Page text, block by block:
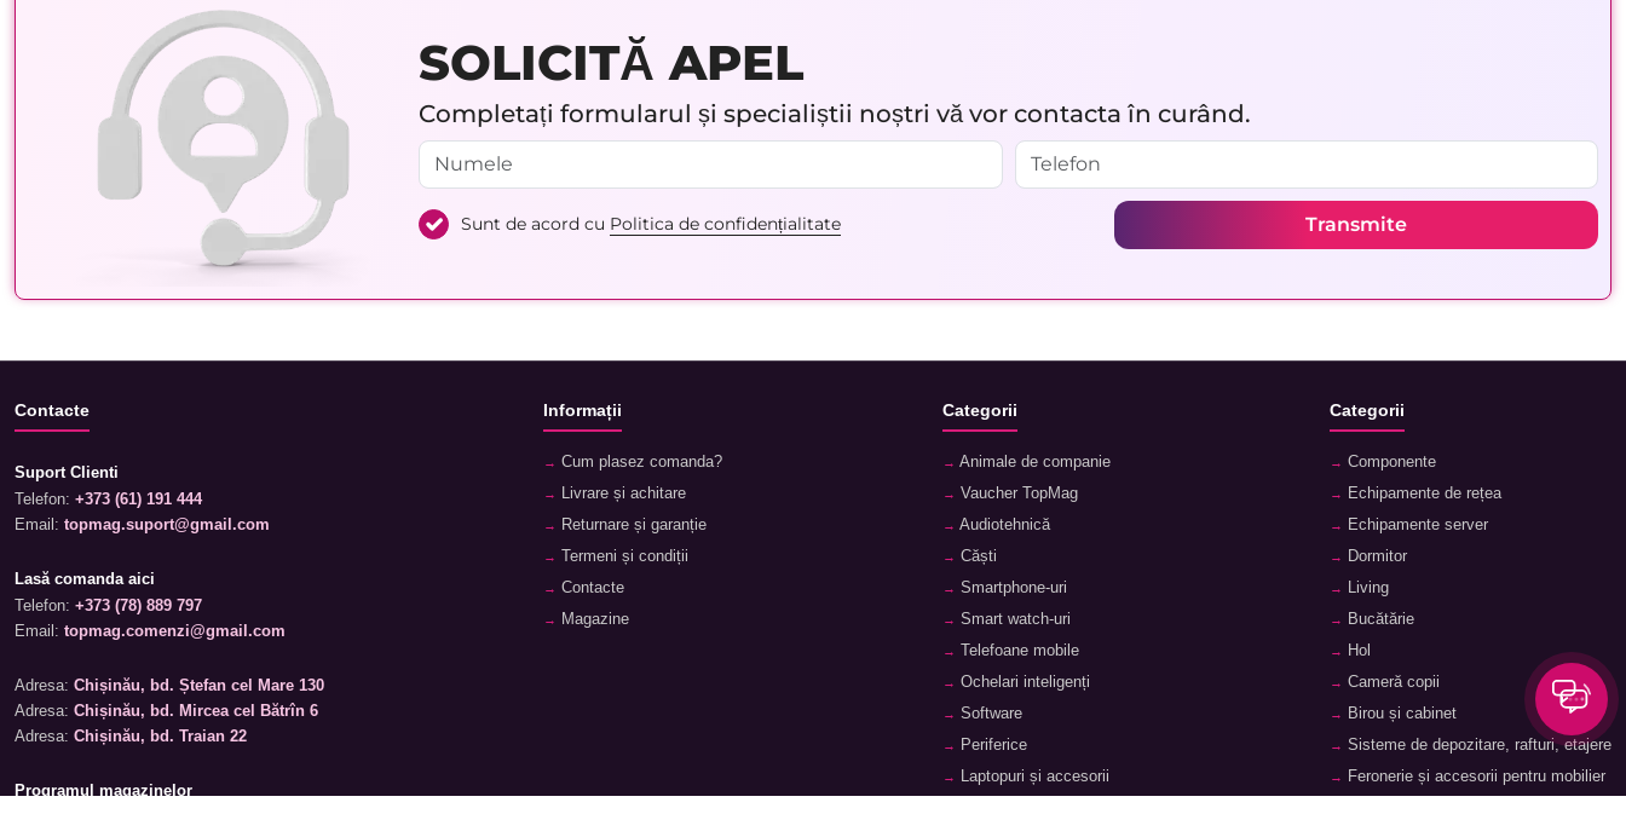
SOLICITĂ APEL
Completați formularul și specialiștii noștri vă vor contacta în curând.
Sunt de acord cu Politica de confidențialitate Transmite
Contacte
Suport Clienti
Telefon: +373 (61) 191 444
Email: topmag.suport@gmail.com
Lasă comanda aici
Telefon: +373 (78) 889 797
Email: topmag.comenzi@gmail.com
Adresa: Chișinău, bd. Ștefan cel Mare 130
Adresa: Chișinău, bd. Mircea cel Bătrîn 6
Adresa: Chișinău, bd. Traian 22
Programul magazinelor
Informații
Cum plasez comanda?
Livrare și achitare
Returnare și garanție
Termeni și condiții
Contacte
Magazine
Categorii
Animale de companie
Vaucher TopMag
Audiotehnică
Căști
Smartphone-uri
Smart watch-uri
Telefoane mobile
Ochelari inteligenți
Software
Periferice
Laptopuri și accesorii
Categorii
Componente
Echipamente de rețea
Echipamente server
Dormitor
Living
Bucătărie
Hol
Cameră copii
Birou și cabinet
Sisteme de depozitare, rafturi, etajere
Feronerie și accesorii pentru mobilier